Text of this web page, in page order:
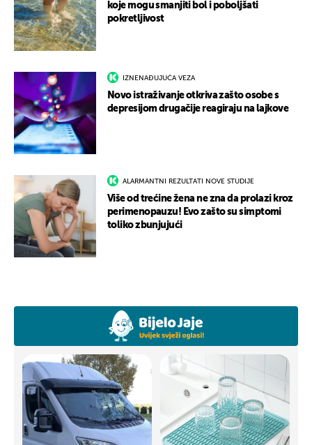
koje mogu smanjiti bol i poboljšati
pokretljivost
IZNENAĐUJUĆA VEZA
Novo istraživanje otkriva zašto osobe s
depresijom drugačije reagiraju na lajkove
ALARMANTNI REZULTATI NOVE STUDIJE
Više od trećine žena ne zna da prolazi kroz
perimenopauzu! Evo zašto su simptomi
toliko zbunjujući